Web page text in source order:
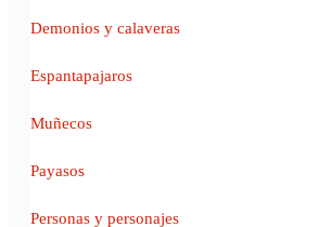
Demonios y calaveras
Espantapajaros
Muñecos
Payasos
Personas y personajes